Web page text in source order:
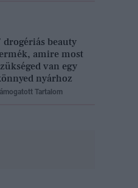
drogériás beauty
amire most
van egy
nyárhoz
Tartalom